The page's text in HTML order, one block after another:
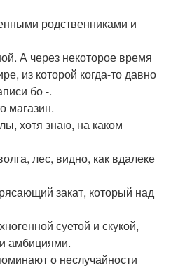
родственниками и
А через некоторое время
из которой когда-то давно
бо -.
магазин.
хотя знаю, на каком
лес, видно, как вдалеке
закат, который над
суетой и скукой,
амбициями.
о неслучайности